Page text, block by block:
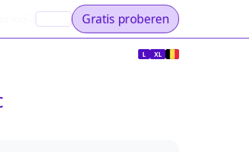
Gratis proberen
L XL